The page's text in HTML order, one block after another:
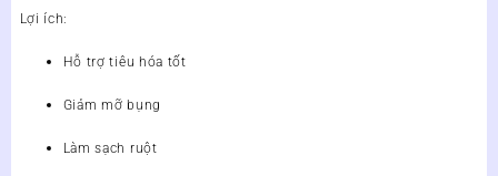
Lợi ích:
Hỗ trợ tiêu hóa tốt
Giảm mỡ bụng
Làm sạch ruột